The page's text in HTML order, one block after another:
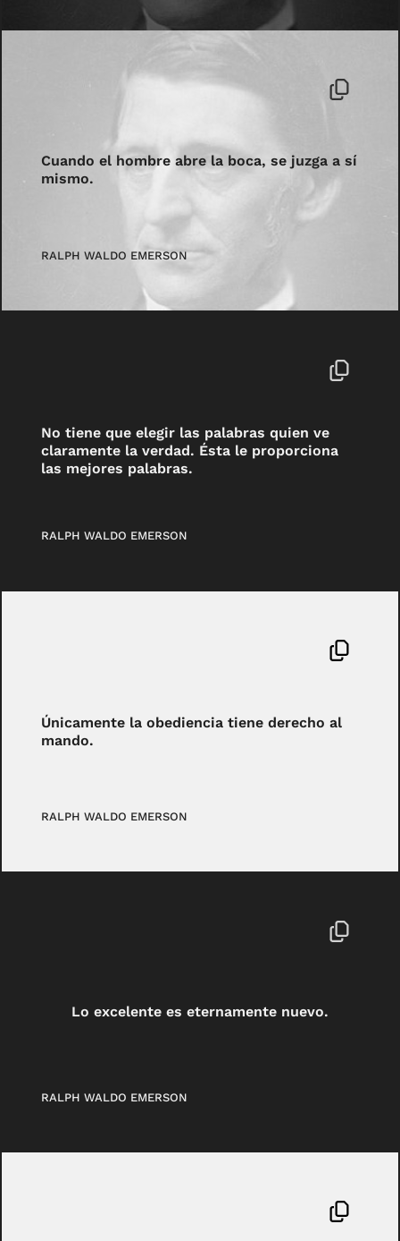
Cuando el hombre abre la boca, se juzga a sí
mismo.
RALPH WALDO EMERSON
No tiene que elegir las palabras quien ve
claramente la verdad. Ésta le proporciona
las mejores palabras.
RALPH WALDO EMERSON
Únicamente la obediencia tiene derecho al
mando.
RALPH WALDO EMERSON
Lo excelente es eternamente nuevo.
RALPH WALDO EMERSON